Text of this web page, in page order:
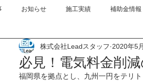
お知らせ 施工実績 補助金情報
蓄電池システム 太陽光発電シス
必見！電気料金削
株式会社Leadスタッフ 2020年5
福岡県を拠点とし、九州一円をテリ